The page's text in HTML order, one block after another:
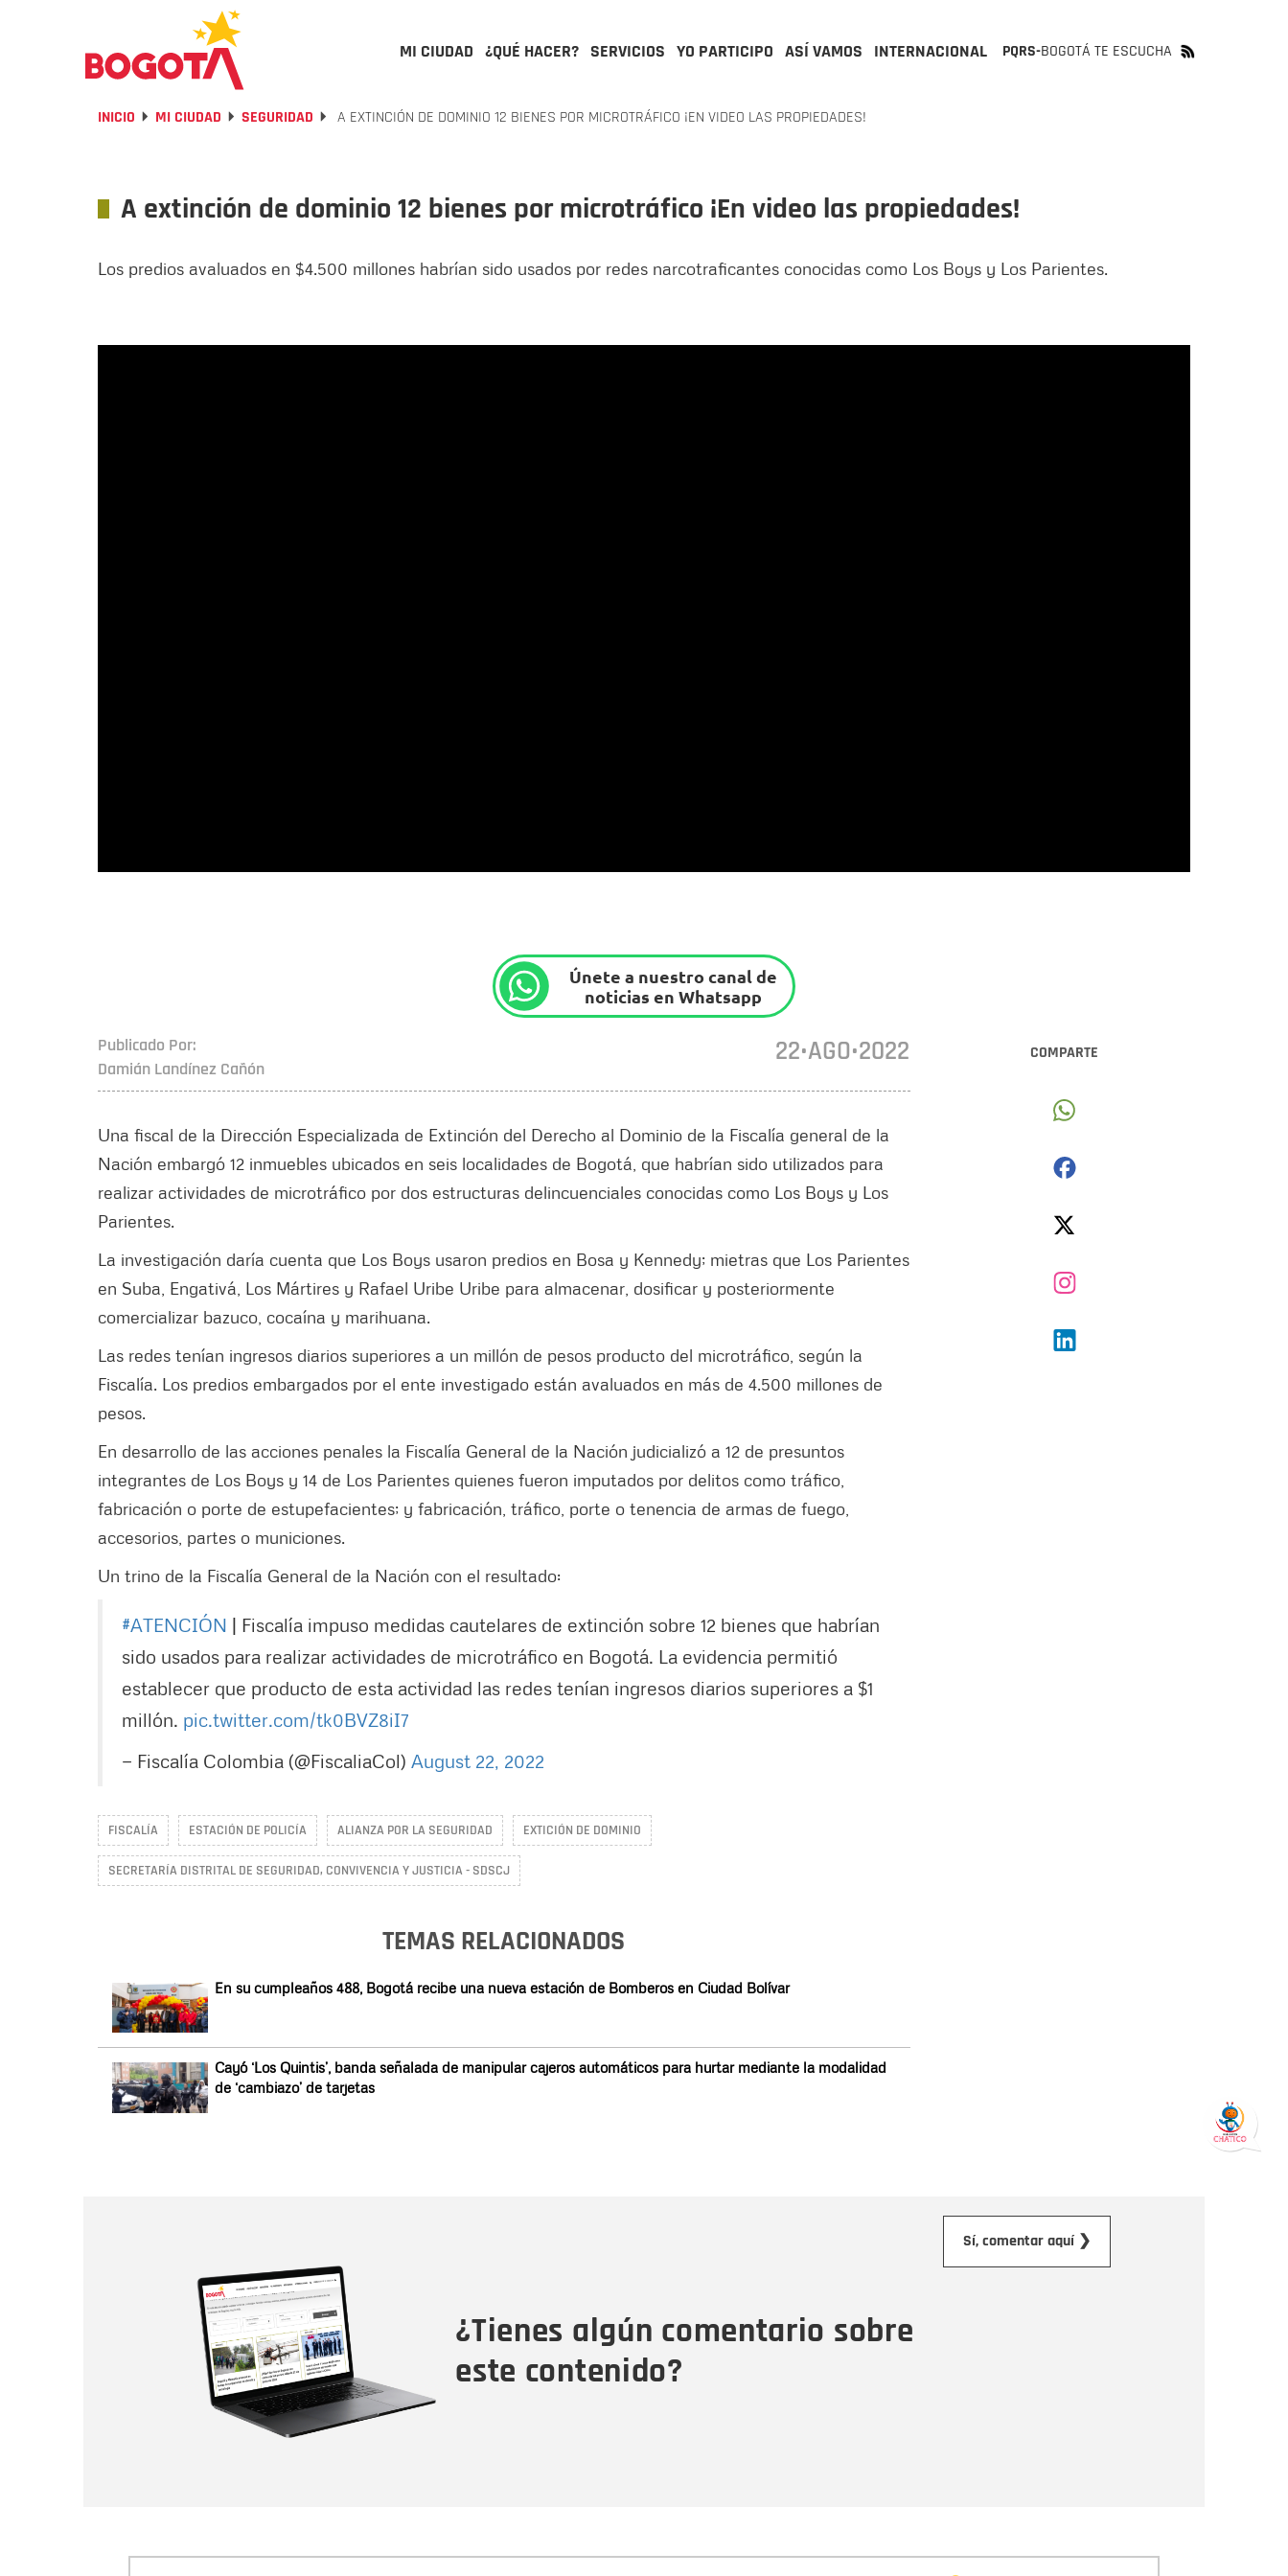
MI CIUDAD ¿QUÉ HACER? SERVICIOS YO PARTICIPO ASÍ VAMOS INTERNACIONAL PQRS-BOGOTÁ TE ESCUCHA
INICIO MI CIUDAD SEGURIDAD A EXTINCIÓN DE DOMINIO 12 BIENES POR MICROTRÁFICO ¡EN VIDEO LAS PROPIEDADES!
A extinción de dominio 12 bienes por microtráfico ¡En video las propiedades!
Los predios avaluados en $4.500 millones habrían sido usados por redes narcotraficantes conocidas como Los Boys y Los Parientes.
Únete a nuestro canal de
noticias en Whatsapp
COMPARTE
Publicado Por:
Damián Landínez Cañón
22•AGO•2022
Una fiscal de la Dirección Especializada de Extinción del Derecho al Dominio de la Fiscalía general de la
Nación embargó 12 inmuebles ubicados en seis localidades de Bogotá, que habrían sido utilizados para
realizar actividades de microtráfico por dos estructuras delincuenciales conocidas como Los Boys y Los
Parientes.
La investigación daría cuenta que Los Boys usaron predios en Bosa y Kennedy; mietras que Los Parientes
en Suba, Engativá, Los Mártires y Rafael Uribe Uribe para almacenar, dosificar y posteriormente
comercializar bazuco, cocaína y marihuana.
Las redes tenían ingresos diarios superiores a un millón de pesos producto del microtráfico, según la
Fiscalía. Los predios embargados por el ente investigado están avaluados en más de 4.500 millones de
pesos.
En desarrollo de las acciones penales la Fiscalía General de la Nación judicializó a 12 de presuntos
integrantes de Los Boys y 14 de Los Parientes quienes fueron imputados por delitos como tráfico,
fabricación o porte de estupefacientes; y fabricación, tráfico, porte o tenencia de armas de fuego,
accesorios, partes o municiones.
Un trino de la Fiscalía General de la Nación con el resultado:
#ATENCIÓN | Fiscalía impuso medidas cautelares de extinción sobre 12 bienes que habrían
sido usados para realizar actividades de microtráfico en Bogotá. La evidencia permitió
establecer que producto de esta actividad las redes tenían ingresos diarios superiores a $1
millón. pic.twitter.com/tk0BVZ8iI7
— Fiscalía Colombia (@FiscaliaCol) August 22, 2022
FISCALÍA ESTACIÓN DE POLICÍA ALIANZA POR LA SEGURIDAD EXTICIÓN DE DOMINIO
SECRETARÍA DISTRITAL DE SEGURIDAD, CONVIVENCIA Y JUSTICIA - SDSCJ
TEMAS RELACIONADOS
En su cumpleaños 488, Bogotá recibe una nueva estación de Bomberos en Ciudad Bolívar
Cayó ‘Los Quintis’, banda señalada de manipular cajeros automáticos para hurtar mediante la modalidad
de ‘cambiazo’ de tarjetas
¿Tienes algún comentario sobre
este contenido?
Sí, comentar aquí ❯